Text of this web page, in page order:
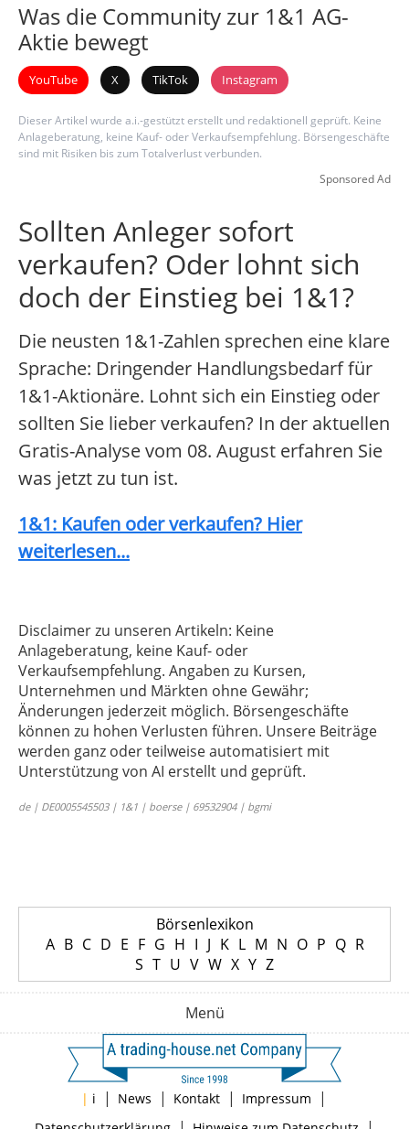
Was die Community zur 1&1 AG-
Aktie bewegt
YouTube X TikTok Instagram
Dieser Artikel wurde a.i.-gestützt erstellt und redaktionell geprüft. Keine
Anlageberatung, keine Kauf- oder Verkaufsempfehlung. Börsengeschäfte
sind mit Risiken bis zum Totalverlust verbunden.
Sponsored Ad
Sollten Anleger sofort
verkaufen? Oder lohnt sich
doch der Einstieg bei 1&1?
Die neusten 1&1-Zahlen sprechen eine klare
Sprache: Dringender Handlungsbedarf für
1&1-Aktionäre. Lohnt sich ein Einstieg oder
sollten Sie lieber verkaufen? In der aktuellen
Gratis-Analyse vom 08. August erfahren Sie
was jetzt zu tun ist.
1&1: Kaufen oder verkaufen? Hier
weiterlesen...
Disclaimer zu unseren Artikeln: Keine
Anlageberatung, keine Kauf- oder
Verkaufsempfehlung. Angaben zu Kursen,
Unternehmen und Märkten ohne Gewähr;
Änderungen jederzeit möglich. Börsengeschäfte
können zu hohen Verlusten führen. Unsere Beiträge
werden ganz oder teilweise automatisiert mit
Unterstützung von AI erstellt und geprüft.
de | DE0005545503 | 1&1 | boerse | 69532904 | bgmi
Börsenlexikon
A B C D E F G H I J K L M N O P Q R
S T U V W X Y Z
Menü
| i | News | Kontakt | Impressum |